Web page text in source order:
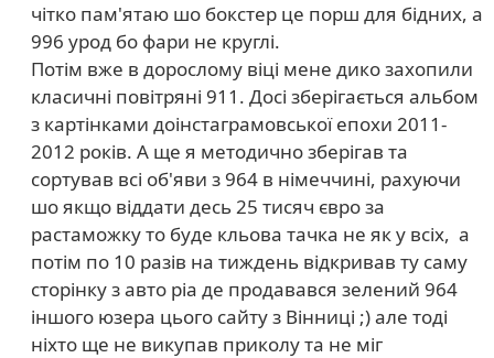
чітко пам'ятаю шо бокстер це порш для бідних, а
996 урод бо фари не круглі.
Потім вже в дорослому віці мене дико захопили
класичні повітряні 911. Досі зберігається альбом
з картінками доінстаграмовської епохи 2011-
2012 років. А ще я методично зберігав та
сортував всі об'яви з 964 в німеччині, рахуючи
шо якщо віддати десь 25 тисяч євро за
растаможку то буде кльова тачка не як у всіх, а
потім по 10 разів на тиждень відкривав ту саму
сторінку з авто ріа де продавався зелений 964
іншого юзера цього сайту з Вінниці ;) але тоді
ніхто ще не викупав приколу та не міг